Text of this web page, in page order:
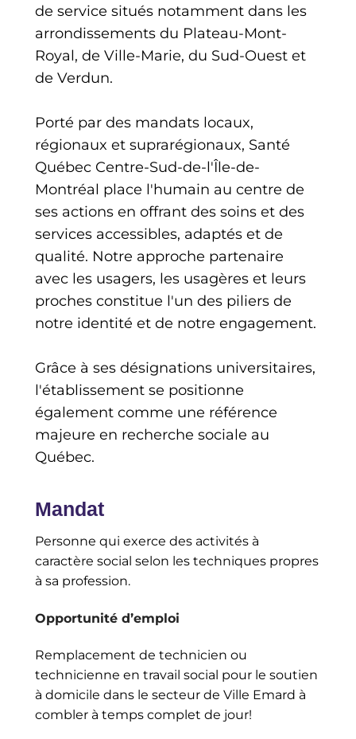
de service situés notamment dans les
arrondissements du Plateau-Mont-
Royal, de Ville-Marie, du Sud-Ouest et
de Verdun.
Porté par des mandats locaux,
régionaux et suprarégionaux, Santé
Québec Centre-Sud-de-l'Île-de-
Montréal place l'humain au centre de
ses actions en offrant des soins et des
services accessibles, adaptés et de
qualité. Notre approche partenaire
avec les usagers, les usagères et leurs
proches constitue l'un des piliers de
notre identité et de notre engagement.
Grâce à ses désignations universitaires,
l'établissement se positionne
également comme une référence
majeure en recherche sociale au
Québec.
Mandat
Personne qui exerce des activités à
caractère social selon les techniques propres
à sa profession.
Opportunité d’emploi
Remplacement de technicien ou
technicienne en travail social pour le soutien
à domicile dans le secteur de Ville Emard à
combler à temps complet de jour!